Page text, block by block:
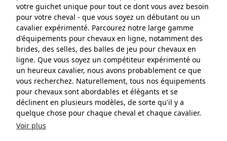
Voir plus
Contactez-nous !
Allez au centre d'aide
Recommandé
Discutez avec nous